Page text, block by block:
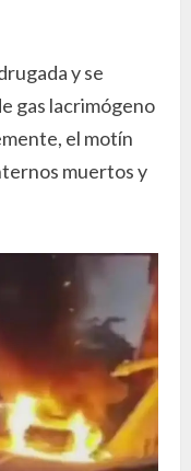
y se
gas lacrimógeno
el motín
muertos y